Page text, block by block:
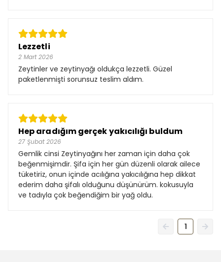
Lezzetli
2 Mart 2026
Zeytinler ve zeytinyağı oldukça lezzetli. Güzel
paketlenmişti sorunsuz teslim aldım.
Hep aradığım gerçek yakıcılığı buldum
27 Şubat 2026
Gemlik cinsi Zeytinyağını her zaman için daha çok
beğenmişimdir. Şifa için her gün düzenli olarak ailece
tüketiriz, onun içinde acılığına yakıcılığına hep dikkat
ederim daha şifalı olduğunu düşünürüm. kokusuyla
ve tadıyla çok beğendiğim bir yağ oldu.
1